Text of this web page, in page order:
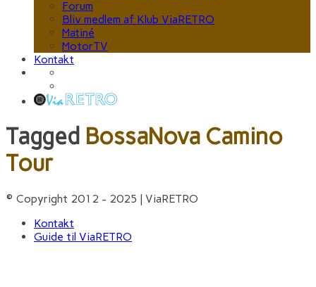
Forum
Bliv medlem af Klub ViaRETRO
Matiné
MotorTV
Kontakt
Tagged BossaNova Camino
Tour
© Copyright 2012 - 2025 | ViaRETRO
Kontakt
Guide til ViaRETRO